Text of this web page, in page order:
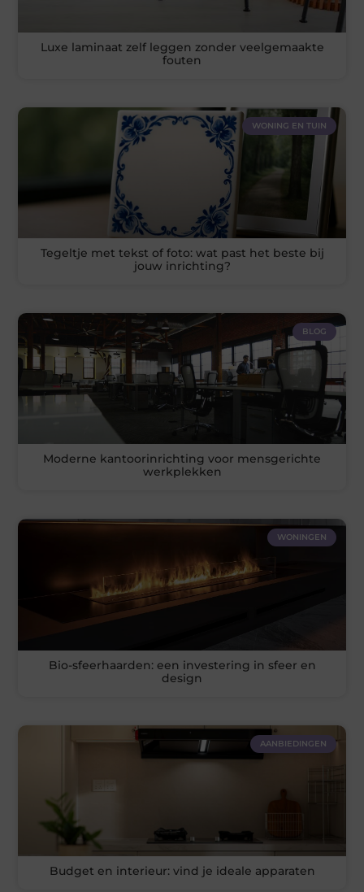
Luxe laminaat zelf leggen zonder veelgemaakte
fouten
WONING EN TUIN
Tegeltje met tekst of foto: wat past het beste bij
jouw inrichting?
BLOG
Moderne kantoorinrichting voor mensgerichte
werkplekken
WONINGEN
Bio-sfeerhaarden: een investering in sfeer en
design
AANBIEDINGEN
Budget en interieur: vind je ideale apparaten